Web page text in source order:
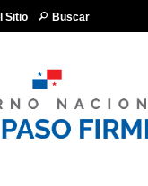
Sitio Buscar